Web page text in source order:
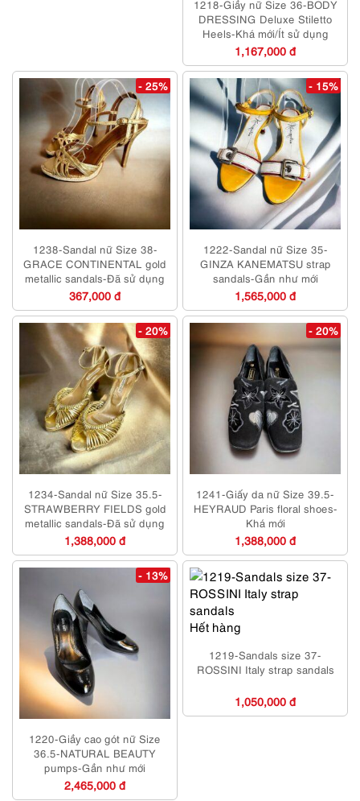
1218-Giầy nữ Size 36-BODY
DRESSING Deluxe Stiletto
Heels-Khá mới/Ít sử dụng
1,167,000 đ
- 25%
1238-Sandal nữ Size 38-
GRACE CONTINENTAL gold
metallic sandals-Đã sử dụng
367,000 đ
- 15%
1222-Sandal nữ Size 35-
GINZA KANEMATSU strap
sandals-Gần như mới
1,565,000 đ
- 20%
1234-Sandal nữ Size 35.5-
STRAWBERRY FIELDS gold
metallic sandals-Đã sử dụng
1,388,000 đ
- 20%
1241-Giấy da nữ Size 39.5-
HEYRAUD Paris floral shoes-
Khá mới
1,388,000 đ
- 13%
1220-Giầy cao gót nữ Size
36.5-NATURAL BEAUTY
pumps-Gần như mới
2,465,000 đ
Hết hàng
1219-Sandals size 37-
ROSSINI Italy strap sandals
1,050,000 đ